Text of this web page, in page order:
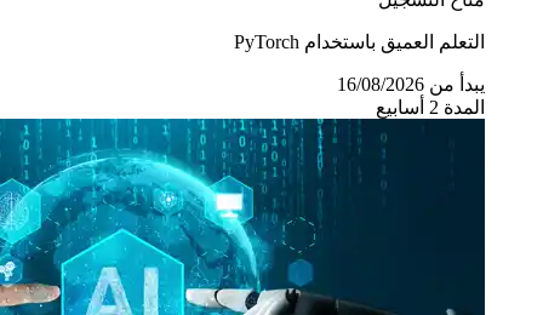
التعلم العميق باستخدام PyTorch
يبدأ من 16/08/2026
المدة 2 أسابيع